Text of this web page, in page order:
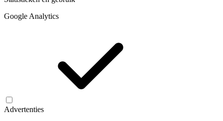
Google Analytics
Advertenties